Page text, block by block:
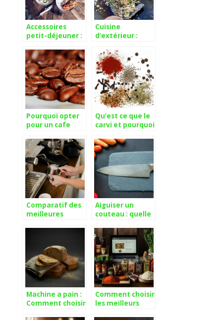
Accessoires
petit-déjeuner :
convivialité
Cuisine
d’extérieur :
cuisine de l’été
Pourquoi opter
pour un cafe
torrefacteur
artisanal ?
Qu’est ce que le
carvi et pourquoi
Comparatif des
meilleures
Aiguiser un
couteau : quelle
pour des
resultats
optimaux ?
Machine a pain :
Comment choisir
Comment choisir
les meilleurs